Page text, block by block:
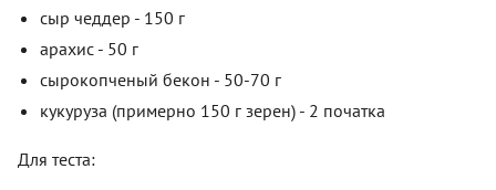
сыр чеддер - 150 г
арахис - 50 г
сырокопченый бекон - 50-70 г
кукуруза (примерно 150 г зерен) - 2 початка
Для теста: